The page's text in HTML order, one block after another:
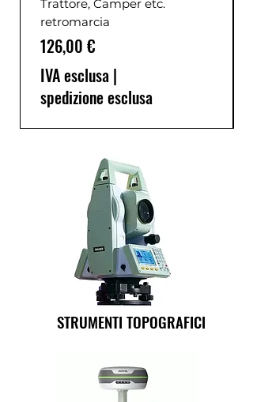
Trattore, Camper etc.
retromarcia
Prezzo
126,00 €
IVA esclusa |
spedizione esclusa
STRUMENTI TOPOGRAFICI